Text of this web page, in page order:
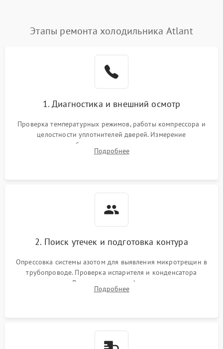
Этапы ремонта холодильника Atlant
1. Диагностика и внешний осмотр
Проверка температурных режимов, работы компрессора и
целостности уплотнителей дверей. Измерение
сопротивления обмоток мотора, проверка термостата и
считывание кодов ошибок с электронного дисплея.
Подробнее
2. Поиск утечек и подготовка контура
Опрессовка системы азотом для выявления микротрещин в
трубопроводе. Проверка испарителя и конденсатора
течеискателем. Демонтаж старого фильтра-осушителя и
продувка капиллярной трубки для устранения засоров.
Подробнее